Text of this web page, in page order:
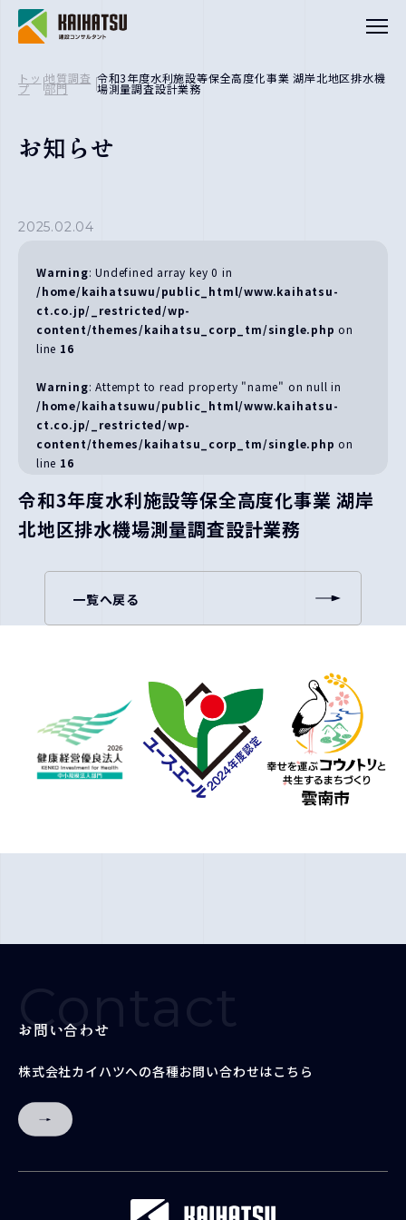
設計部門
補償コンサルタント部門
会社概要
事業所一覧
保有資格
健康経営
トッ
プ
地質調査
部門
令和3年度水利施設等保全高度化事業 湖岸北地区排水機
場測量調査設計業務
お知らせ
2025.02.04
Warning: Undefined array key 0 in
/home/kaihatsuwu/public_html/www.kaihatsu-
ct.co.jp/_restricted/wp-
content/themes/kaihatsu_corp_tm/single.php on
line 16
Warning: Attempt to read property "name" on null in
/home/kaihatsuwu/public_html/www.kaihatsu-
ct.co.jp/_restricted/wp-
content/themes/kaihatsu_corp_tm/single.php on
line 16
令和3年度水利施設等保全高度化事業 湖岸
北地区排水機場測量調査設計業務
一覧へ戻る
Contact
お問い合わせ
株式会社カイハツへの各種お問い合わせはこちら